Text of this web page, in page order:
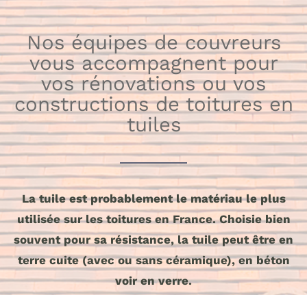
Nos équipes de couvreurs
vous accompagnent pour
vos rénovations ou vos
constructions de toitures en
tuiles
La tuile est probablement le matériau le plus
utilisée sur les toitures en France. Choisie bien
souvent pour sa résistance, la tuile peut être en
terre cuite (avec ou sans céramique), en béton
voir en verre.